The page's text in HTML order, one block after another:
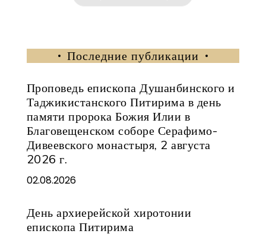
Последние публикации
Проповедь епископа Душанбинского и
Таджикистанского Питирима в день
памяти пророка Божия Илии в
Благовещенском соборе Серафимо-
Дивеевского монастыря, 2 августа
2026 г.
02.08.2026
День архиерейской хиротонии
епископа Питирима